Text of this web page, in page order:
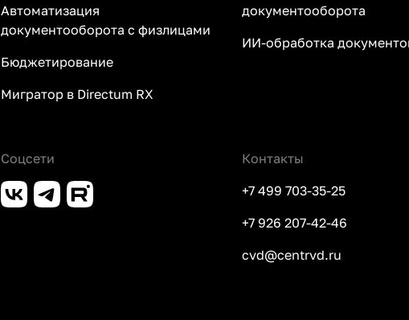
Автоматизация
документооборота с физлицами
Бюджетирование
Мигратор в Directum RX
документооборота
ИИ-обработка
Соцсети
Контакты
+7 499 703-35-25
+7 926 207-42-46
cvd@centrvd.ru